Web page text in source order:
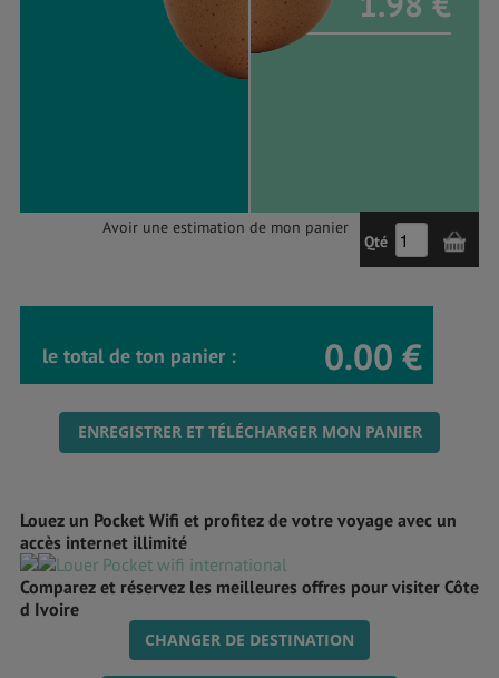
Avoir une estimation de mon panier
Qté
le total de ton panier : 0.00 €
ENREGISTRER ET TÉLÉCHARGER MON PANIER
Louez un Pocket Wifi et profitez de votre voyage avec un
accès internet illimité
Comparez et réservez les meilleures offres pour visiter Côte
d Ivoire
CHANGER DE DESTINATION